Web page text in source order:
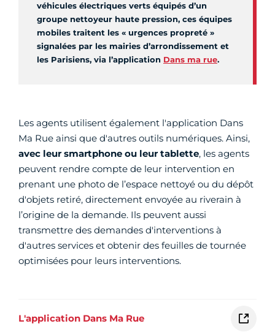
véhicules électriques verts équipés d’un
groupe nettoyeur haute pression, ces équipes
mobiles traitent les « urgences propreté »
signalées par les mairies d’arrondissement et
les Parisiens, via l’application Dans ma rue.
Les agents utilisent également l'application Dans
Ma Rue ainsi que d'autres outils numériques. Ainsi,
avec leur smartphone ou leur tablette, les agents
peuvent rendre compte de leur intervention en
prenant une photo de l’espace nettoyé ou du dépôt
d'objets retiré, directement envoyée au riverain à
l’origine de la demande. Ils peuvent aussi
transmettre des demandes d'interventions à
d'autres services et obtenir des feuilles de tournée
optimisées pour leurs interventions.
L'application Dans Ma Rue